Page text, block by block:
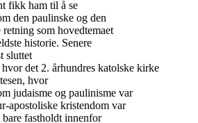
fikk ham til å se
den paulinske og den
som hovedtemaet
historie. Senere
sluttet
det 2. århundres katolske kirke
hvor
judaisme og paulinisme var
apostoliske kristendom var
fastholdt innenfor